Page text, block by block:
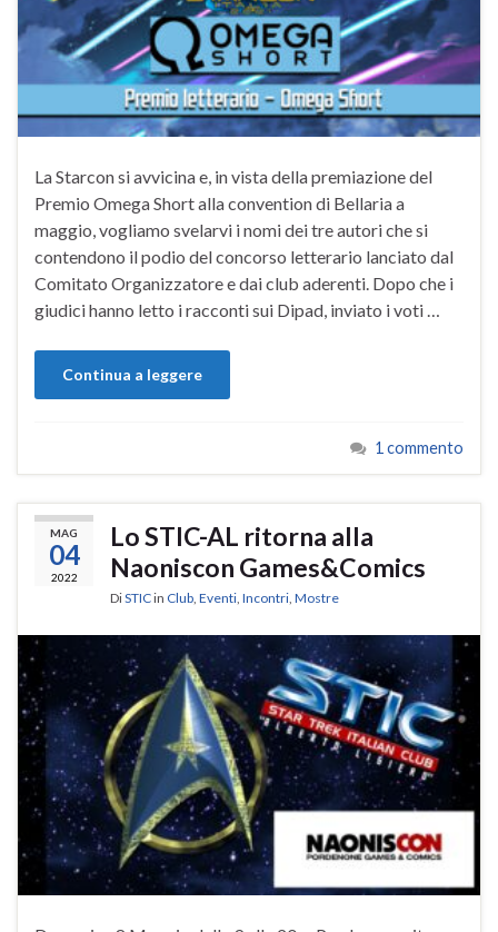
La Starcon si avvicina e, in vista della premiazione del
Premio Omega Short alla convention di Bellaria a
maggio, vogliamo svelarvi i nomi dei tre autori che si
contendono il podio del concorso letterario lanciato dal
Comitato Organizzatore e dai club aderenti. Dopo che i
giudici hanno letto i racconti sui Dipad, inviato i voti …
Continua a leggere
1 commento
MAG
04
2022
Lo STIC-AL ritorna alla
Naoniscon Games&Comics
DiSTICin Club Eventi Incontri Mostre